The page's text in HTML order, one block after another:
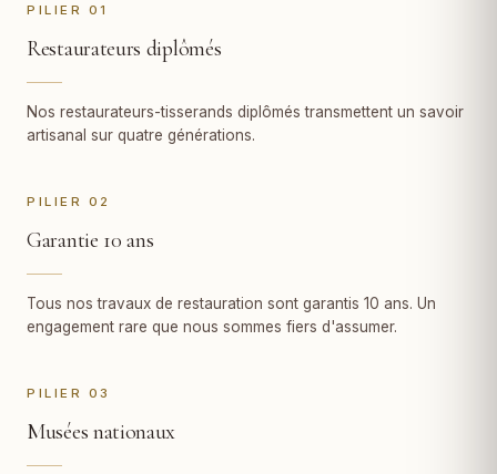
PILIER 01
Restaurateurs diplômés
Nos restaurateurs-tisserands diplômés transmettent un savoir
artisanal sur quatre générations.
PILIER 02
Garantie 10 ans
Tous nos travaux de restauration sont garantis 10 ans. Un
engagement rare que nous sommes fiers d'assumer.
PILIER 03
Musées nationaux